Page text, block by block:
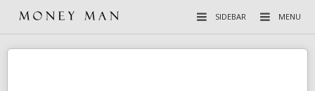
MENU
SIDEBAR